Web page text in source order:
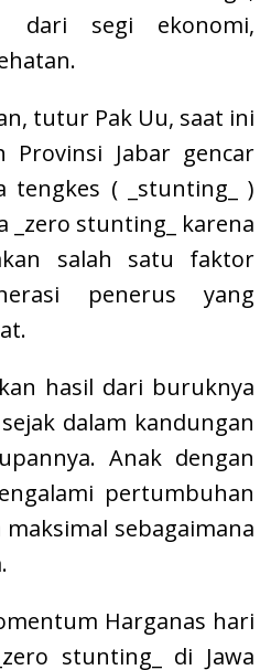
dari segi ekonomi,
tutur Pak Uu, saat ini
Provinsi Jabar gencar
tengkes ( _stunting_ )
_zero stunting_ karena
salah satu faktor
penerus yang
hasil dari buruknya
dalam kandungan
Anak dengan
pertumbuhan
sebagaimana
Harganas hari
stunting_ di Jawa